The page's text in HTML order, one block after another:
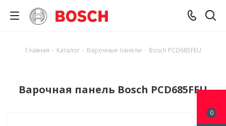
Главная - Каталог - Варочные панели - Bosch PCD685FEU
Варочная панель Bosch PCD685FEU
0